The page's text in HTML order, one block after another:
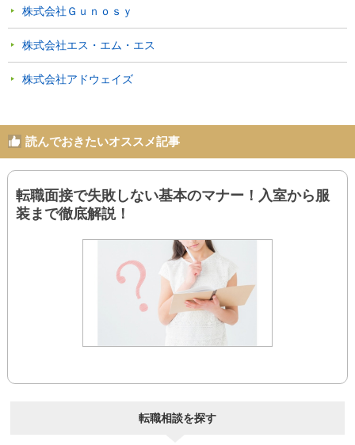
株式会社Ｇｕｎｏｓｙ
株式会社エス・エム・エス
株式会社アドウェイズ
読んでおきたいオススメ記事
転職面接で失敗しない基本のマナー！入室から服
装まで徹底解説！
転職相談を探す